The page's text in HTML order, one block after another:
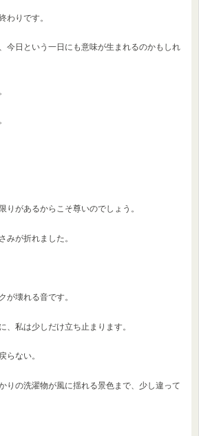
わりです。
今日という一日にも意味が生まれるのかもしれ
りがあるからこそ尊いのでしょう。
みが折れました。
が壊れる音です。
、私は少しだけ立ち止まります。
らない。
りの洗濯物が風に揺れる景色まで、少し違って